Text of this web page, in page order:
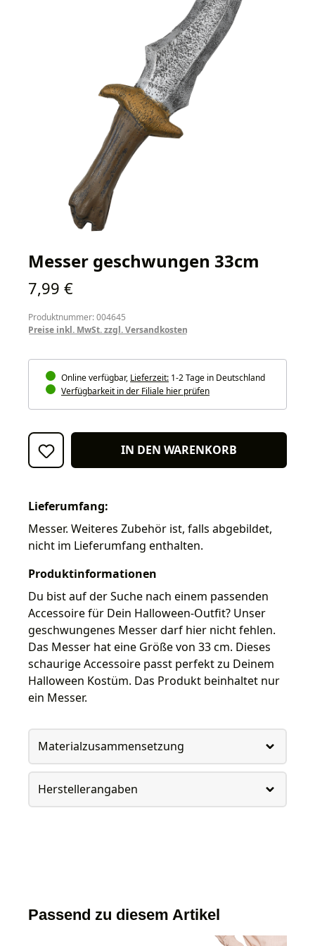
Messer geschwungen 33cm
Regulärer Preis:
7,99 €
Produktnummer: 004645
Preise inkl. MwSt. zzgl. Versandkosten
Online verfügbar, Lieferzeit: 1-2 Tage in Deutschland
Verfügbarkeit in der Filiale hier prüfen
IN DEN WARENKORB
Lieferumfang:
Messer. Weiteres Zubehör ist, falls abgebildet,
nicht im Lieferumfang enthalten.
Produktinformationen
Du bist auf der Suche nach einem passenden
Accessoire für Dein Halloween-Outfit? Unser
geschwungenes Messer darf hier nicht fehlen.
Das Messer hat eine Größe von 33 cm. Dieses
schaurige Accessoire passt perfekt zu Deinem
Halloween Kostüm. Das Produkt beinhaltet nur
ein Messer.
Materialzusammensetzung
Herstellerangaben
Passend zu diesem Artikel